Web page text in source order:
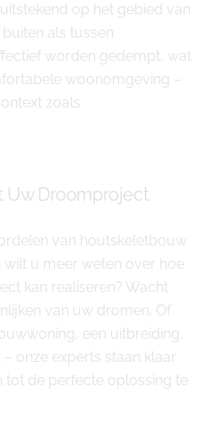
op het gebied van
als tussen
worden gedempt, wat
woonomgeving –
zoals
Uw Droomproject
van houtskeletbouw
u meer weten over hoe
kan realiseren? Wacht
van uw dromen. Of
een uitbreiding,
onze experts staan klaar
tot de perfecte oplossing te